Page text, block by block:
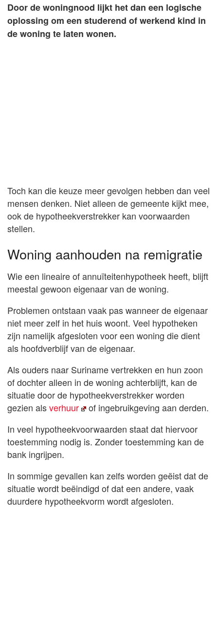
Door de woningnood lijkt het dan een logische
oplossing om een studerend of werkend kind in
de woning te laten wonen.
Toch kan die keuze meer gevolgen hebben dan veel
mensen denken. Niet alleen de gemeente kijkt mee,
ook de hypotheekverstrekker kan voorwaarden
stellen.
Woning aanhouden na remigratie
Wie een lineaire of annuïteitenhypotheek heeft, blijft
meestal gewoon eigenaar van de woning.
Problemen ontstaan vaak pas wanneer de eigenaar
niet meer zelf in het huis woont. Veel hypotheken
zijn namelijk afgesloten voor een woning die dient
als hoofdverblijf van de eigenaar.
Als ouders naar Suriname vertrekken en hun zoon
of dochter alleen in de woning achterblijft, kan de
situatie door de hypotheekverstrekker worden
gezien alsverhuur
of ingebruikgeving aan derden.
In veel hypotheekvoorwaarden staat dat hiervoor
toestemming nodig is. Zonder toestemming kan de
bank ingrijpen.
In sommige gevallen kan zelfs worden geëist dat de
situatie wordt beëindigd of dat een andere, vaak
duurdere hypotheekvorm wordt afgesloten.